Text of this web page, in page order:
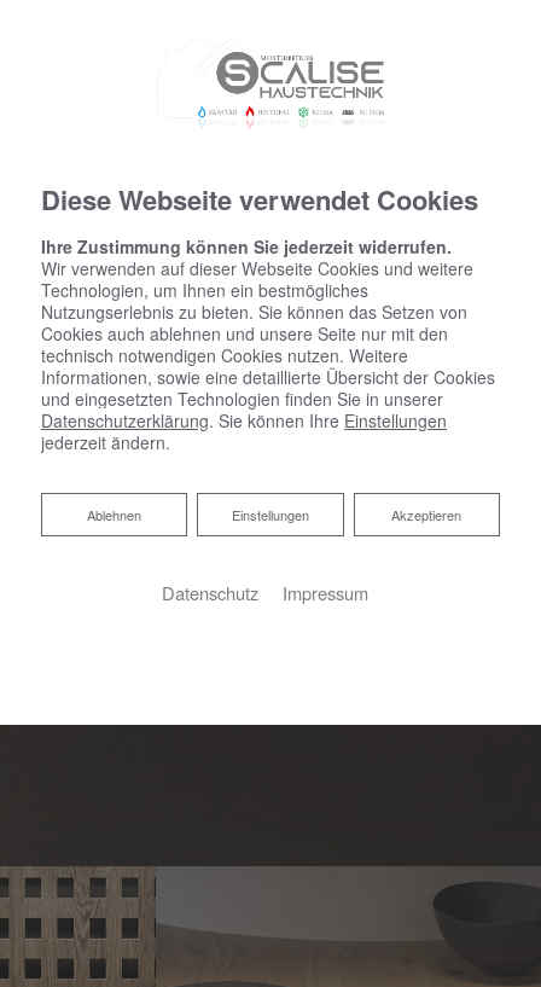
Diese Webseite verwendet Cookies
Ihre Zustimmung können Sie jederzeit widerrufen.
Wir verwenden auf dieser Webseite Cookies und weitere
Technologien, um Ihnen ein bestmögliches
Nutzungserlebnis zu bieten. Sie können das Setzen von
Cookies auch ablehnen und unsere Seite nur mit den
technisch notwendigen Cookies nutzen. Weitere
Informationen, sowie eine detaillierte Übersicht der Cookies
und eingesetzten Technologien finden Sie in unserer
Datenschutzerklärung. Sie können Ihre Einstellungen
jederzeit ändern.
Akzeptieren
Einstellungen
Ablehnen
Ablehnen
Datenschutz Impressum